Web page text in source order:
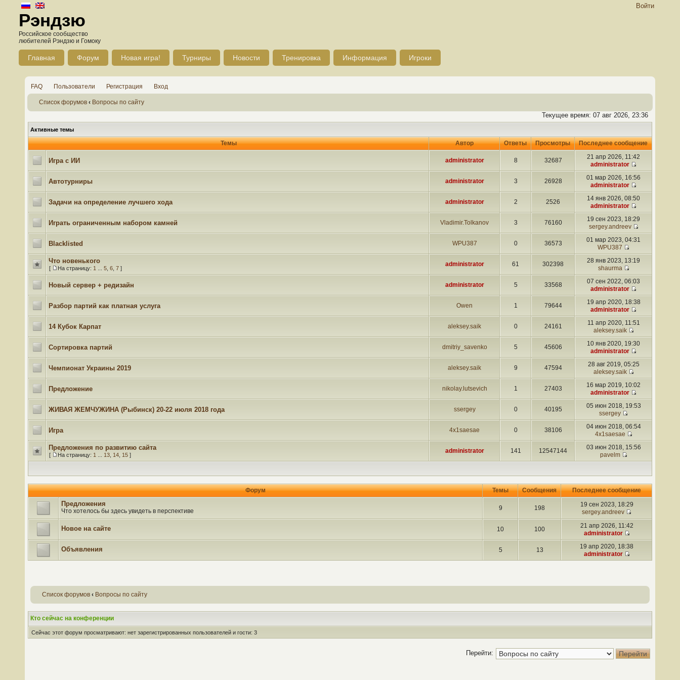
Войти
Рэндзю
Российское сообщество
любителей Рэндзю и Гомоку
Главная Форум Новая игра! Турниры Новости Тренировка Информация Игроки
FAQ Пользователи Регистрация Вход
Список форумов ‹ Вопросы по сайту
Текущее время: 07 авг 2026, 23:36
Активные темы
Темы Автор Ответы Просмотры Последнее сообщение
Игра с ИИ administrator 8 32687
21 апр 2026, 11:42
administrator
Автотурниры administrator 3 26928
01 мар 2026, 16:56
administrator
Задачи на определение лучшего хода administrator 2 2526
14 янв 2026, 08:50
administrator
Играть ограниченным набором камней Vladimir.Tolkanov 3 76160
19 сен 2023, 18:29
sergey.andreev
Blacklisted WPU387 0 36573
01 мар 2023, 04:31
WPU387
Что новенького
[ На страницу: 1 5 6 7 ]
administrator 61 302398
28 янв 2023, 13:19
shaurma
Новый сервер + редизайн administrator 5 33568
07 сен 2022, 06:03
administrator
Разбор партий как платная услуга Owen 1 79644
19 апр 2020, 18:38
administrator
14 Кубок Карпат aleksey.saik 0 24161
11 апр 2020, 11:51
aleksey.saik
Сортировка партий dmitriy_savenko 5 45606
10 янв 2020, 19:30
administrator
Чемпионат Украины 2019 aleksey.saik 9 47594
28 авг 2019, 05:25
aleksey.saik
Предложение nikolay.lutsevich 1 27403
16 мар 2019, 10:02
administrator
ЖИВАЯ ЖЕМЧУЖИНА (Рыбинск) 20-22 июля 2018 года ssergey 0 40195
05 июн 2018, 19:53
ssergey
Игра 4x1saesae 0 38106
04 июн 2018, 06:54
4x1saesae
Предложения по развитию сайта
[ На страницу: 1 13 14 15 ]
administrator 141 12547144
03 июн 2018, 15:56
pavelm
Форум Темы Сообщения Последнее сообщение
Предложения
Что хотелось бы здесь увидеть в перспективе 9 198
19 сен 2023, 18:29
sergey.andreev
Новое на сайте 10 100
21 апр 2026, 11:42
administrator
Объявления 5 13
19 апр 2020, 18:38
administrator
Список форумов ‹ Вопросы по сайту
Кто сейчас на конференции
Сейчас этот форум просматривают: нет зарегистрированных пользователей и гости: 3
Перейти: